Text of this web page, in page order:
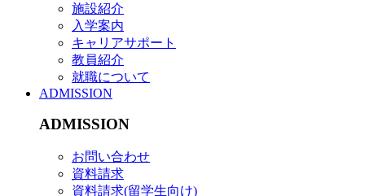
施設紹介
入学案内
キャリアサポート
教員紹介
就職について
ADMISSION
ADMISSION
お問い合わせ
資料請求
資料請求(留学生向け)